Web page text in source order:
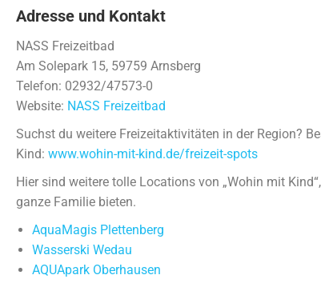
Adresse und Kontakt
NASS Freizeitbad
Am Solepark 15, 59759 Arnsberg
Telefon: 02932/47573-0
Website: NASS Freizeitbad
Suchst du weitere Freizeitaktivitäten in der Region?
Kind: www.wohin-mit-kind.de/freizeit-spots
Hier sind weitere tolle Locations von „Wohin mit
ganze Familie bieten.
AquaMagis Plettenberg
Wasserski Wedau
AQUApark Oberhausen